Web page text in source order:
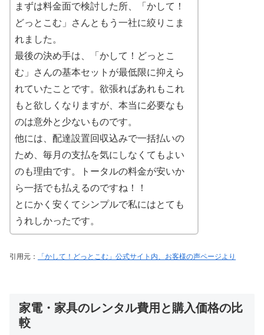
まずは料金面で検討した所、「かして！
どっとこむ」さんともう一社に絞りこま
れました。
最後の決め手は、「かして！どっとこ
む」さんの基本セットが最低限に抑えら
れていたことです。欲張ればあれもこれ
もと欲しくなりますが、本当に必要なも
のは意外と少ないものです。
他には、配達設置回収込みで一括払いの
ため、毎月の支払を気にしなくてもよい
のも理由です。トータルの料金が安いか
ら一括でも払えるのですね！！
とにかく安くてシンプルで私にはとても
うれしかったです。
引用元： 「かして！どっとこむ」公式サイト内、お客様の声ページより
家電・家具のレンタル費用と購入価格の比
較